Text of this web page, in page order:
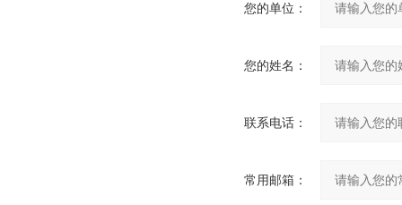
您的单位：
您的姓名：
联系电话：
常用邮箱：